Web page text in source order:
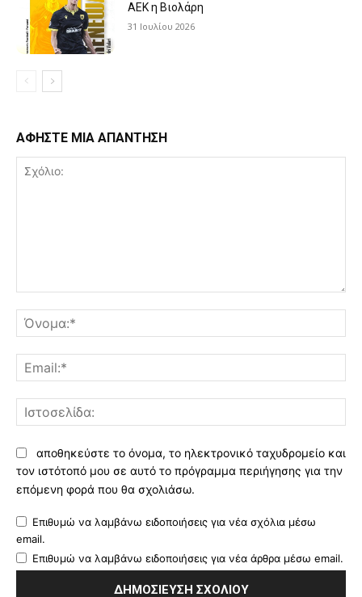
ΑΕΚ η Βιολάρη
31 Ιουλίου 2026
ΑΦΗΣΤΕ ΜΙΑ ΑΠΑΝΤΗΣΗ
αποθηκεύστε το όνομα, το ηλεκτρονικό ταχυδρομείο και
τον ιστότοπό μου σε αυτό το πρόγραμμα περιήγησης για την
επόμενη φορά που θα σχολιάσω.
Επιθυμώ να λαμβάνω ειδοποιήσεις για νέα σχόλια μέσω
email.
Επιθυμώ να λαμβάνω ειδοποιήσεις για νέα άρθρα μέσω email.